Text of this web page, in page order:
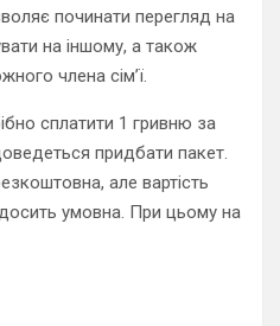
починати перегляд на
на іншому, а також
члена сім’ї.
сплатити 1 гривню за
придбати пакет.
але вартість
умовна. При цьому на